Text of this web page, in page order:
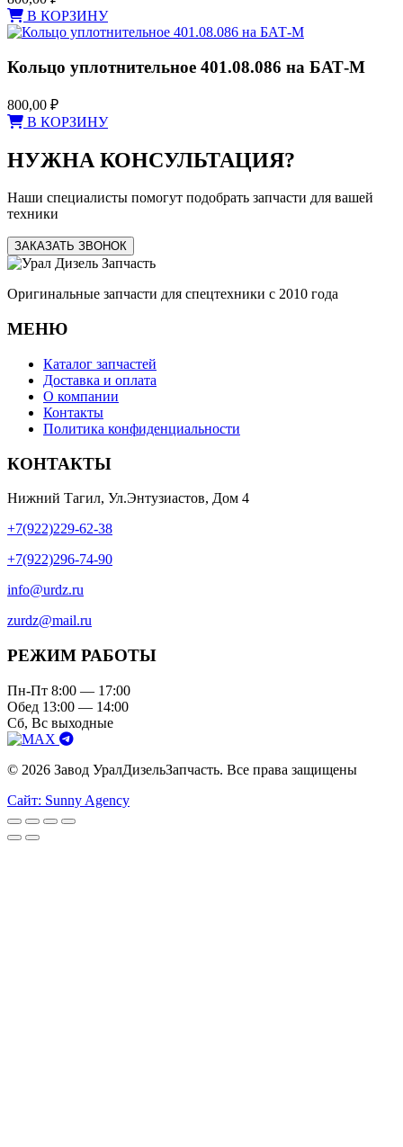
В КОРЗИНУ
Кольцо уплотнительное 401.08.086 на БАТ-М
800,00 ₽
В КОРЗИНУ
НУЖНА КОНСУЛЬТАЦИЯ?
Наши специалисты помогут подобрать запчасти для вашей
техники
ЗАКАЗАТЬ ЗВОНОК
Оригинальные запчасти для спецтехники с 2010 года
МЕНЮ
Каталог запчастей
Доставка и оплата
О компании
Контакты
Политика конфиденциальности
КОНТАКТЫ
Нижний Тагил, Ул.Энтузиастов, Дом 4
+7(922)229-62-38
+7(922)296-74-90
info@urdz.ru
zurdz@mail.ru
РЕЖИМ РАБОТЫ
Пн-Пт 8:00 — 17:00
Обед 13:00 — 14:00
Сб, Вс выходные
© 2026 Завод УралДизельЗапчасть. Все права защищены
Сайт: Sunny Agency